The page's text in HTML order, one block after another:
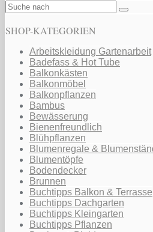
SHOP-KATEGORIEN
Arbeitskleidung Gartenarbeit
Badefass & Hot Tube
Balkonkästen
Balkonmöbel
Balkonpflanzen
Bambus
Bewässerung
Bienenfreundlich
Blühpflanzen
Blumenregale &
Blumentöpfe
Bodendecker
Brunnen
Buchtipps Balkon & Terrasse
Buchtipps Dachgarten
Buchtipps Kleingarten
Buchtipps Pflanzen